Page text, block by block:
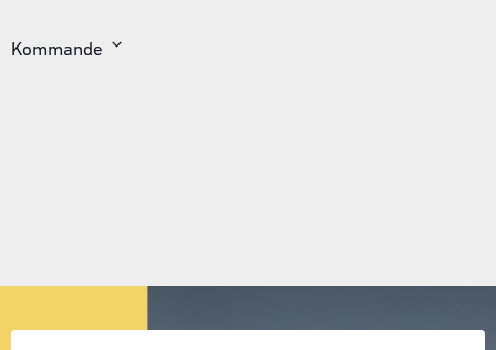
Kommande